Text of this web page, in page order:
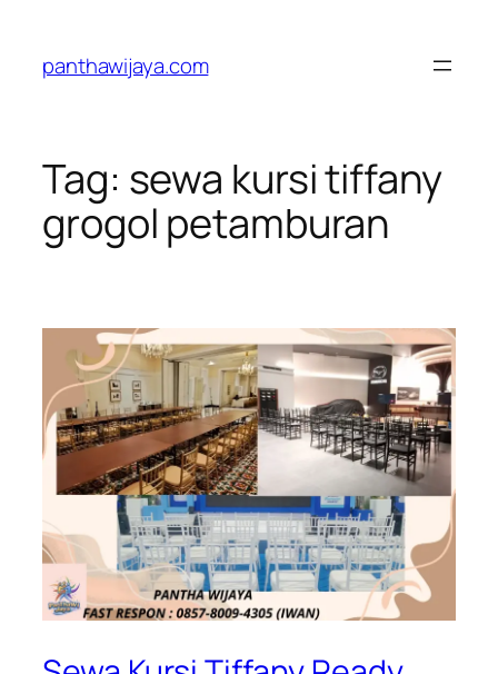
konten
panthawijaya.com
Tag: sewa kursi tiffany
grogol petamburan